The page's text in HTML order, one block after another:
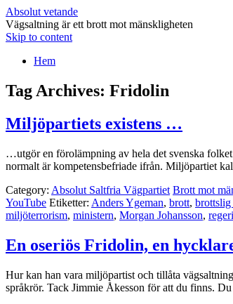
Absolut vetande
Vägsaltning är ett brott mot mänskligheten
Skip to content
Hem
Tag Archives: Fridolin
Miljöpartiets existens …
…utgör en förolämpning av hela det svenska
normalt är kompetensbefriade ifrån. Miljöpartiet
Category: Absolut Saltfria Vägpartiet Brott mot
YouTube Etiketter: Anders Ygeman, brott, brottslig
miljöterrorism, ministern, Morgan Johansson,
En oseriös Fridolin, en
Hur kan han vara miljöpartist och tillåta
språkrör. Tack Jimmie Åkesson för att du finns.